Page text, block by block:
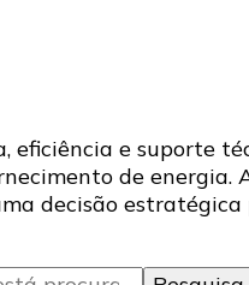
eficiência e suporte
de
decisão